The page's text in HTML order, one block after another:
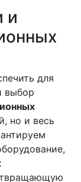
и
для
выбор
но и весь